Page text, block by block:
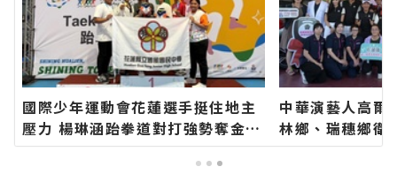
國際少年運動會花蓮選手挺住地主
壓力 楊琳涵跆拳道對打強勢奪金∣
花蓮新聞網官方網站各類新聞－最
快速的今日新聞報導 最新的在地資
中華演藝人高爾
林鄉、瑞穗鄉衛
長代表花蓮鄉